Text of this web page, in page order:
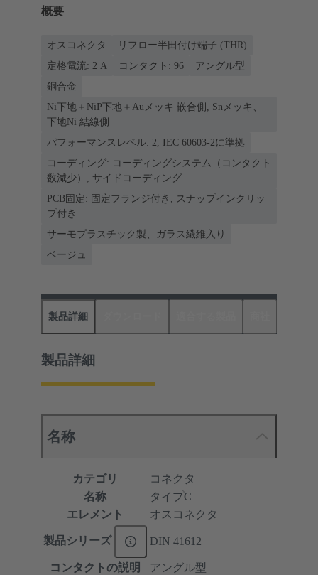
概要
オスコネクタ
リフロー半田付け端子 (THR)
定格電流: ‌2 A
コンタクト: 96
アングル型
銅合金
Ni下地＋NiP下地＋Auメッキ 嵌合側, Snメッキ、
下地Ni 結線側
パフォーマンスレベル: 2, IEC 60603-2に準拠
コーディング: コーディングシステム（コンタクト
数減少）, サイドコーディング
PCB固定: 固定フランジ付き, スナップインクリッ
プ付き
サーモプラスチック製、ガラス繊維入り
ベージュ
製品詳細
製品詳細
名称
カテゴリ
コネクタ
名称
タイプC
エレメント
オスコネクタ
製品シリーズ DIN 41612
コンタクトの説明
アングル型